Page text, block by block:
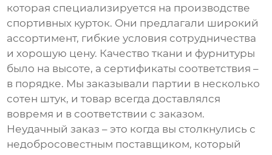
которая специализируется на производстве
спортивных курток. Они предлагали широкий
ассортимент, гибкие условия сотрудничества
и хорошую цену. Качество ткани и фурнитуры
было на высоте, а сертификаты соответствия –
в порядке. Мы заказывали партии в несколько
сотен штук, и товар всегда доставлялся
вовремя и в соответствии с заказом.
Неудачный заказ – это когда вы столкнулись с
недобросовестным поставщиком, который